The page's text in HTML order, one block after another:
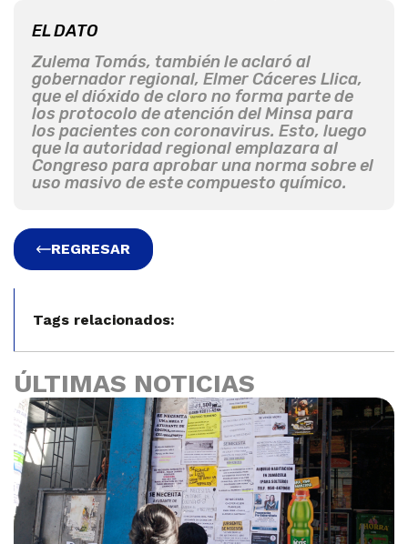
EL DATO
Zulema Tomás, también le aclaró al
gobernador regional, Elmer Cáceres Llica,
que el dióxido de cloro no forma parte de
los protocolo de atención del Minsa para
los pacientes con coronavirus. Esto, luego
que la autoridad regional emplazara al
Congreso para aprobar una norma sobre el
uso masivo de este compuesto químico.
REGRESAR
Tags relacionados:
ÚLTIMAS NOTICIAS